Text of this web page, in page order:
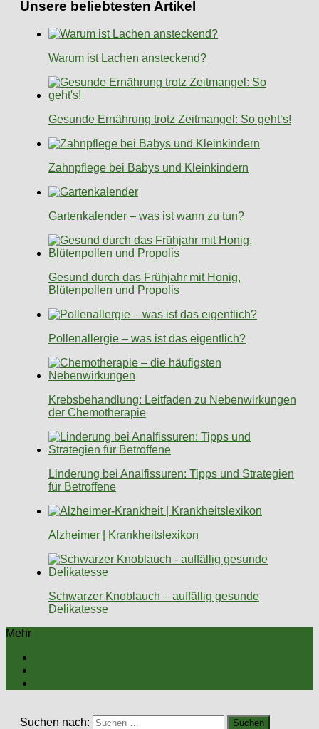
Unsere beliebtesten Artikel
Warum ist Lachen ansteckend?
Gesunde Ernährung trotz Zeitmangel: So geht’s!
Zahnpflege bei Babys und Kleinkindern
Gartenkalender – was ist wann zu tun?
Gesund durch das Frühjahr mit Honig,
Blütenpollen und Propolis
Pollenallergie – was ist das eigentlich?
Krebsbehandlung: Leitfaden zu Nebenwirkungen
der Chemotherapie
Linderung bei Analfissuren: Tipps und Strategien
für Betroffene
Alzheimer | Krankheitslexikon
Schwarzer Knoblauch – auffällig gesunde
Delikatesse
Mehr
Suchen nach: